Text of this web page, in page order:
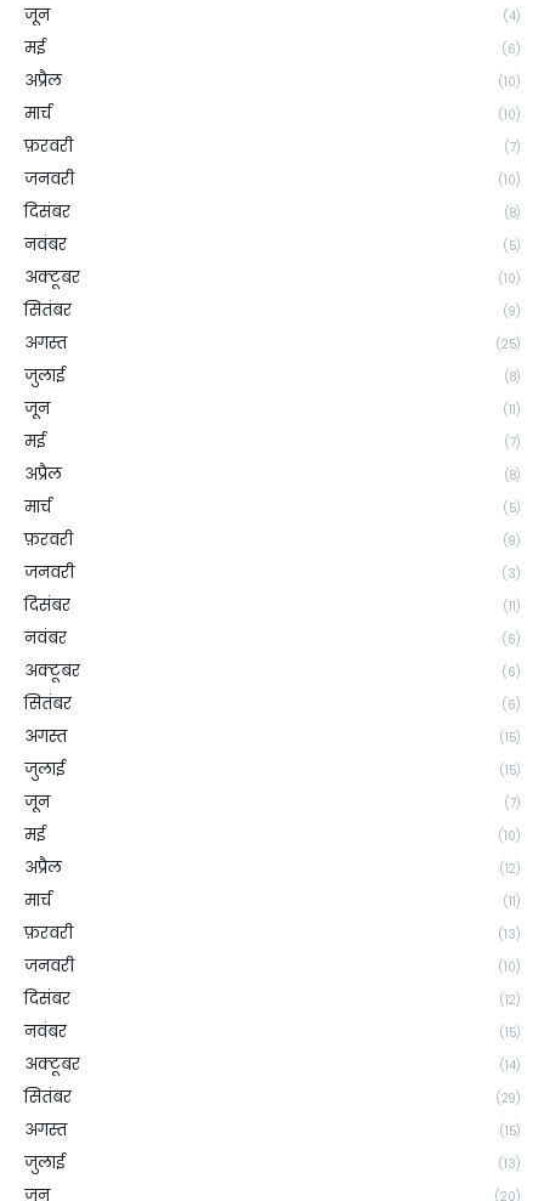
जून (4)
मई (6)
अप्रैल (10)
मार्च (10)
फ़रवरी (7)
जनवरी (10)
दिसंबर (8)
नवंबर (5)
अक्टूबर (10)
सितंबर (9)
अगस्त (25)
जुलाई (8)
जून (11)
मई (7)
अप्रैल (8)
मार्च (5)
फ़रवरी (9)
जनवरी (3)
दिसंबर (11)
नवंबर (6)
अक्टूबर (6)
सितंबर (6)
अगस्त (15)
जुलाई (15)
जून (7)
मई (10)
अप्रैल (12)
मार्च (11)
फ़रवरी (13)
जनवरी (10)
दिसंबर (12)
नवंबर (15)
अक्टूबर (14)
सितंबर (29)
अगस्त (15)
जुलाई (13)
जून (20)